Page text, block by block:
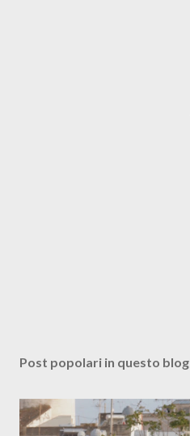
Post popolari in questo blog